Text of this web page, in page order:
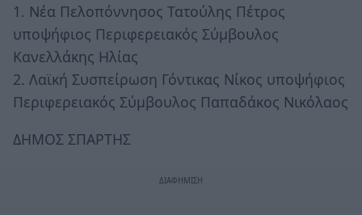
1. Νέα Πελοπόννησος Τατούλης Πέτρος
υποψήφιος Περιφερειακός Σύμβουλος
Κανελλάκης Ηλίας
2. Λαϊκή Συσπείρωση Γόντικας Νίκος υποψήφιος
Περιφερειακός Σύμβουλος Παπαδάκος Νικόλαος
ΔΗΜΟΣ ΣΠΑΡΤΗΣ